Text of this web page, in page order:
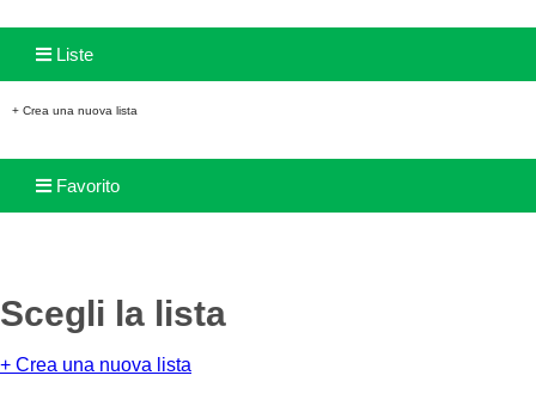
Liste
+ Crea una nuova lista
Favorito
Scegli la lista
+ Crea una nuova lista